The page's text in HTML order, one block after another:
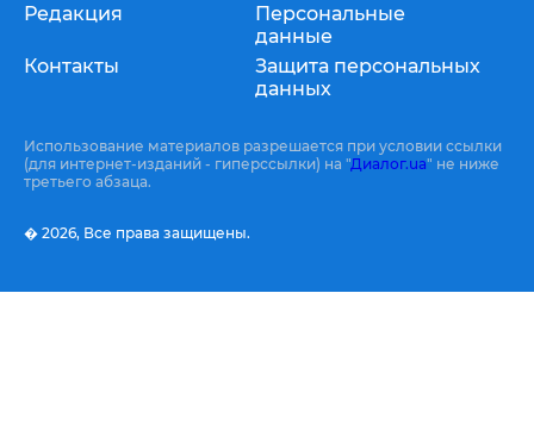
Редакция
Контакты
Персональные
данные
Защита персональных
данных
Использование материалов разрешается при условии ссылки
(для интернет-изданий - гиперссылки) на "Диалог.ua" не ниже
третьего абзаца.
� 2026, Все права защищены.